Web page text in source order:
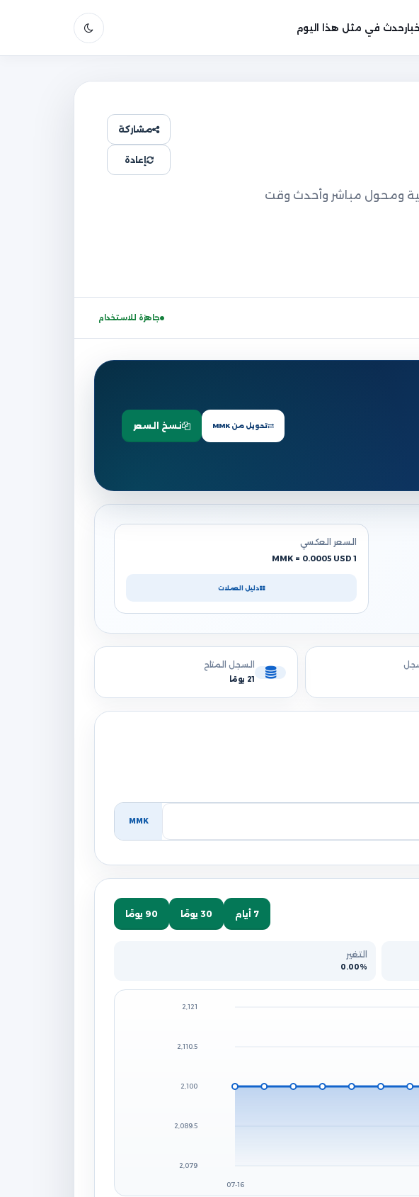
حدث في مثل هذا اليوم
ومحول مباشر وأحدث وقت
مشاركة
إعادة
جاهزة للاستخدام
تحويل من MMK نسخ السعر
السعر العكسي
1 MMK = 0.0005 USD
دليل العملات
السجل المتاح
21 يومًا
MMK
7 أيام 30 يومًا 90 يومًا
التغير
0.00%
2,121
2,110.5
2,100
2,089.5
2,079
07-16